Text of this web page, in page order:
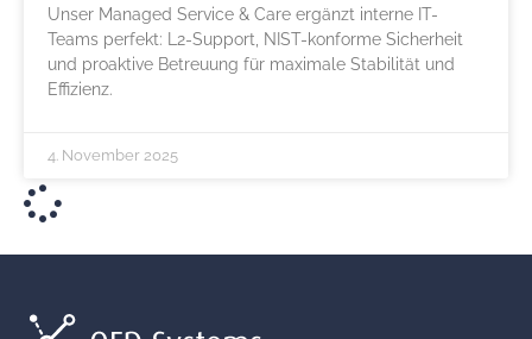
Unser Managed Service & Care ergänzt interne IT-
Teams perfekt: L2-Support, NIST-konforme Sicherheit
und proaktive Betreuung für maximale Stabilität und
Effizienz.
4. November 2025